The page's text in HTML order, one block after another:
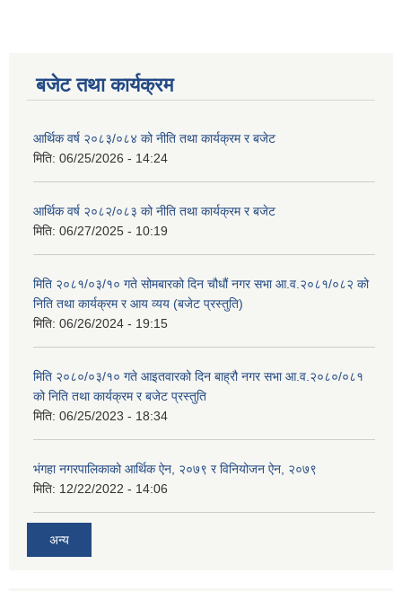
बजेट तथा कार्यक्रम
आर्थिक वर्ष २०८३/०८४ को नीति तथा कार्यक्रम र बजेट
मिति: 06/25/2026 - 14:24
आर्थिक वर्ष २०८२/०८३ को नीति तथा कार्यक्रम र बजेट
मिति: 06/27/2025 - 10:19
मिति २०८१/०३/१० गते सोमबारको दिन चौधौं नगर सभा आ.व.२०८१/०८२ को
निति तथा कार्यक्रम र आय व्यय (बजेट प्रस्तुति)
मिति: 06/26/2024 - 19:15
मिति २०८०/०३/१० गते आइतवारको दिन बाह्रौ नगर सभा आ.व.२०८०/०८१
को निति तथा कार्यक्रम र बजेट प्रस्तुति
मिति: 06/25/2023 - 18:34
भंगहा नगरपालिकाको आर्थिक ऐन, २०७९ र विनियोजन ऐन, २०७९
मिति: 12/22/2022 - 14:06
अन्य